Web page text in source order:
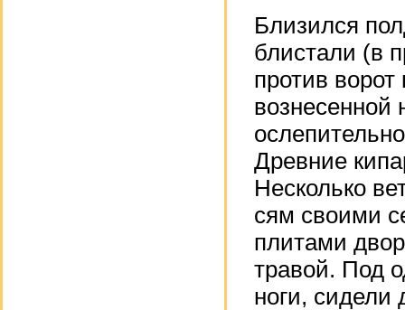
Близился
блистали (в
против
Древние
Несколько
сям своими
плитами
травой. Под
ноги, сидели